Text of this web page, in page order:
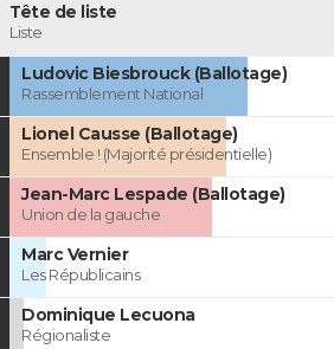
Tête de liste
Liste
Ludovic Biesbrouck (Ballotage)
Rassemblement National
Lionel Causse (Ballotage)
Ensemble ! (Majorité présidentielle)
Jean-Marc Lespade (Ballotage)
Union de la gauche
Marc Vernier
Les Républicains
Dominique Lecuona
Régionaliste